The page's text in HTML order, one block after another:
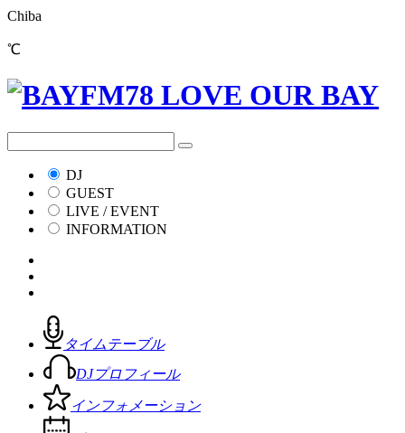
Chiba
℃
DJ
GUEST
LIVE / EVENT
INFORMATION
タイムテーブル
DJプロフィール
インフォメーション